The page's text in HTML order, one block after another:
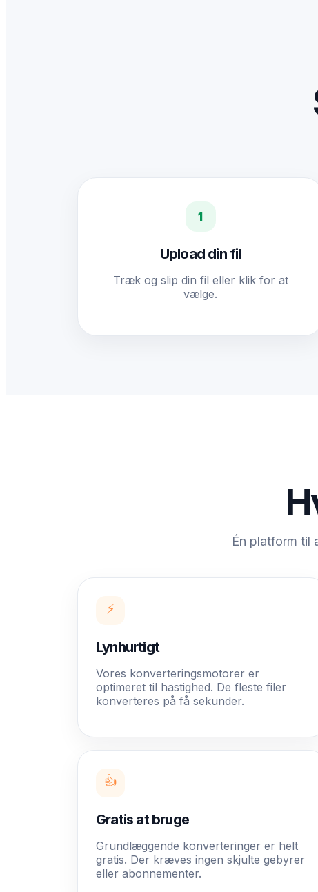
1
Upload din fil
Træk og slip din fil eller klik for at
vælge.
Én platform til
⚡
Lynhurtigt
Vores konverteringsmotorer er
optimeret til hastighed. De fleste filer
konverteres på få sekunder.
👍
Gratis at bruge
Grundlæggende konverteringer er helt
gratis. Der kræves ingen skjulte gebyrer
eller abonnementer.